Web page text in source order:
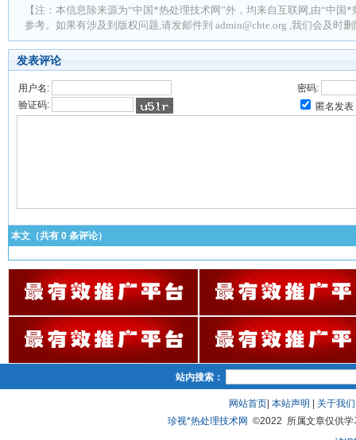
【注：本信息除来源为“中国*热处理技术网”外，均来自互联网,由“中国
参考。如果有涉及到版权问题,请发邮件到 admin@chte.org ,我们会及时
发表评论
用户名:
密码:
验证码:
匿名发表
本文（共有 0 条评论）
站内搜索：
网站首页| 本站声明 关于我们
珍视*热处理技术网 ©2022 所属文章仅供学